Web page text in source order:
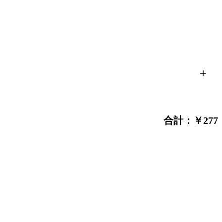
合計：￥277